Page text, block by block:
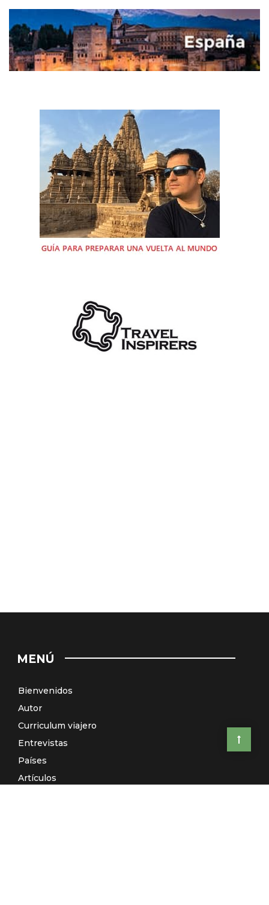
MENÚ
Bienvenidos
Autor
Curriculum viajero
Entrevistas
Países
Artículos